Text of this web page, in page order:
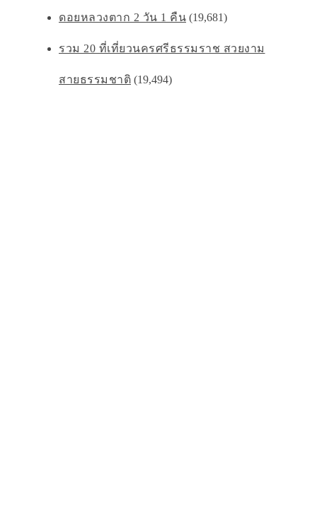
ดอยหลวงตาก 2 วัน 1 คืน (19,681)
รวม 20 ที่เที่ยวนครศรีธรรมราช สวยงาม
สายธรรมชาติ (19,494)